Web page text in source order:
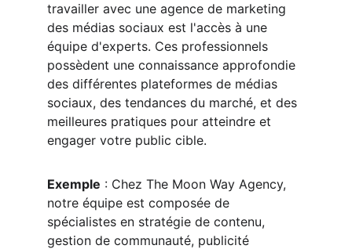
travailler avec une agence de marketing
des médias sociaux est l'accès à une
équipe d'experts. Ces professionnels
possèdent une connaissance approfondie
des différentes plateformes de médias
sociaux, des tendances du marché, et des
meilleures pratiques pour atteindre et
engager votre public cible.
Exemple : Chez The Moon Way Agency,
notre équipe est composée de
spécialistes en stratégie de contenu,
gestion de communauté, publicité